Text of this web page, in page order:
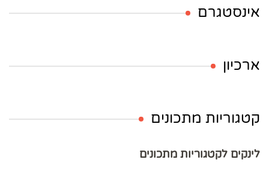
אינסטגרם
ארכיון
קטגוריות מתכונים
לינקים לקטגוריות מתכונים